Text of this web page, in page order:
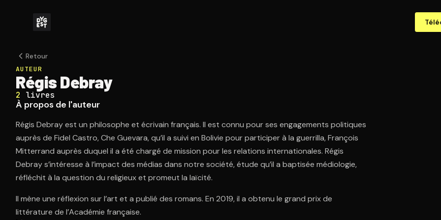
Retour
AUTEUR
Régis Debray
2 livres
À propos de l'auteur
Régis Debray est un philosophe et écrivain français. Il est connu pour ses engagements politiques
auprès de Fidel Castro, Che Guevara, qu’il a suivi en Bolivie pour participer à la guerrilla, François
Mitterrand auprès duquel il a été chargé de mission pour les relations internationales. Régis
Debray s’intéresse à l’impact des médias dans notre société, étude qu’il a baptisée médiologie,
réfléchit à la question du religieux et promeut la laïcité.
Il mène une réflexion sur l’art et a publié des romans. En 2019, il a obtenu le grand prix de
littérature de l’Académie française.